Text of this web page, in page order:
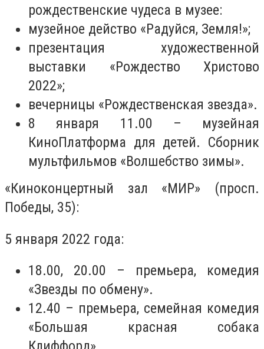
рождественские чудеса в музее:
музейное действо «Радуйся, Земля!»;
презентация художественной
выставки «Рождество Христово
2022»;
вечерницы «Рождественская звезда».
8 января 11.00 – музейная
КиноПлатформа для детей. Сборник
мультфильмов «Волшебство зимы».
«Киноконцертный зал «МИР» (просп.
Победы, 35):
5 января 2022 года:
18.00, 20.00 – премьера, комедия
«Звезды по обмену».
12.40 – премьера, семейная комедия
«Большая красная собака